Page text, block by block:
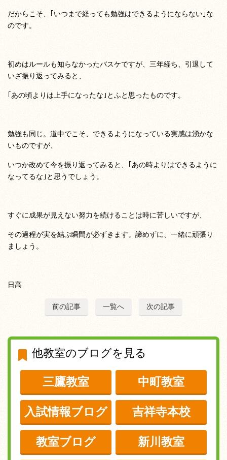
だからこそ、｢いつまで経っても勉強はできるようにならない｣な
のです。
初めはルールも知らなかったバスケですが、三年経ち、引退して
いざ振り返ってみると、
｢あの頃よりは上手になったな｣とふと思ったものです。
勉強も同じ。道中でこそ、できるようになっている実感は湧かな
いものですが、
いつか改めて今を振り返ってみると、｢あの時よりはできるように
なってるな｣と思うでしょう。
すぐに成果が見えない努力を続けることは時に苦しいですが、
その過程が実を結ぶ瞬間が必ずきます。諦めずに、一緒に頑張り
ましょう。
日高
前の記事 一覧へ 次の記事
他教室のブログを見る
三鷹教室 中町教室
入試情報ブログ 吉祥寺本校
教室ブログ 新川教室